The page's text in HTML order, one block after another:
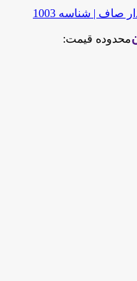
| شناسه 1003
محدوده قیمت: